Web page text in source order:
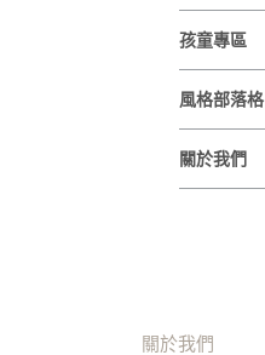
孩童專區
風格部落格
關於我們
關於我們